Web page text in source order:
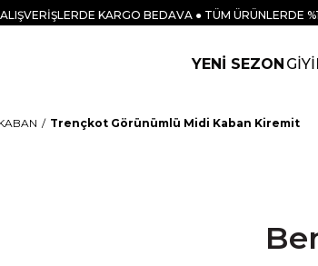
KARGO BEDAVA ● TÜM ÜRÜNLERDE
YENİ SEZON
Trençkot Görünümlü Midi Kaban Kiremit